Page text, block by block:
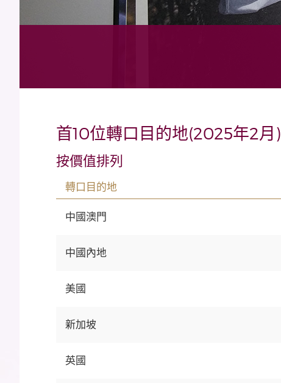
首10位轉口目的地(2025年2月)
按價值排列
轉口目的地
中國澳門
中國內地
美國
新加坡
英國